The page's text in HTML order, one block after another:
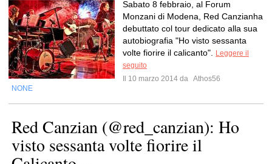
Sabato 8 febbraio, al Forum
Monzani di Modena, Red Canzianha
debuttato col tour dedicato alla sua
autobiografia "Ho visto sessanta
volte fiorire il calicanto".
Leggere il
seguito
Il 10 marzo 2014 da Athos56
NONE
Red Canzian (@red_canzian): Ho
visto sessanta volte fiorire il